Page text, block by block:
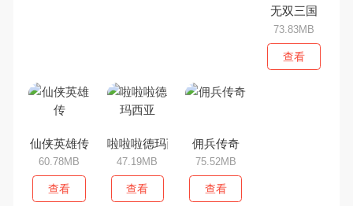
无双三国
73.83MB
查看
仙侠英雄传
60.78MB
查看
啦啦啦德玛西亚
47.19MB
查看
佣兵传奇
75.52MB
查看